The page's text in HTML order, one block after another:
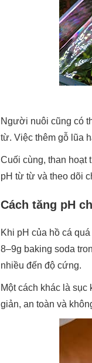
Người nuôi cũng có
từ. Việc thêm gỗ lũa
Cuối cùng, than hoạt
pH từ từ và theo dõi
Cách tăng pH
Khi pH của hồ cá
8–9g baking soda
nhiều đến độ cứng.
Một cách khác là
giản, an toàn và